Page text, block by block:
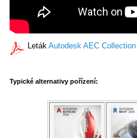
Leták Autodesk AEC Collection
Typické alternativy pořízení: